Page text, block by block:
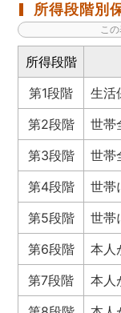
所得段階別
所得段階
第1段階
生活
第2段階
世帯
第3段階
世帯
第4段階
世帯
第5段階
世帯
第6段階
本人
第7段階
本人